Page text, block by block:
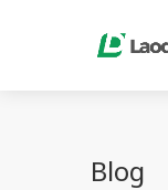
Blog